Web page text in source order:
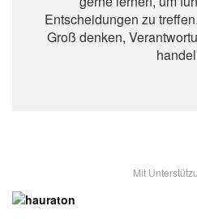
Entscheidungen zu
Groß denken,
- Unsere